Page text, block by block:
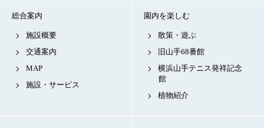
総合案内
施設概要
交通案内
MAP
施設・サービス
園内を楽しむ
散策・遊ぶ
旧山手68番館
横浜山手テニス発祥記念
館
植物紹介